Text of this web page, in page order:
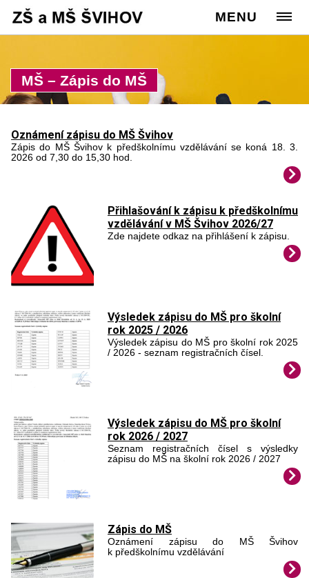
MENU
MŠ – Zápis do MŠ
Cesta:www.zssvihov.info
Rodiče >Zápis do MŠ
Oznámení zápisu do MŠ Švihov
Zápis do MŠ Švihov k předškolnímu vzdělávání se koná 18. 3.
2026 od 7,30 do 15,30 hod.
Přihlašování k zápisu k předškolnímu
vzdělávání v MŠ Švihov 2026/27
Zde najdete odkaz na přihlášení k zápisu.
Výsledek zápisu do MŠ pro školní
rok 2025 / 2026
Výsledek zápisu do MŠ pro školní rok 2025
/ 2026 - seznam registračních čísel.
Výsledek zápisu do MŠ pro školní
rok 2026 / 2027
Seznam registračních čísel s výsledky
zápisu do MŠ na školní rok 2026 / 2027
Zápis do MŠ
Oznámení zápisu do MŠ Švihov
k předškolnímu vzdělávání